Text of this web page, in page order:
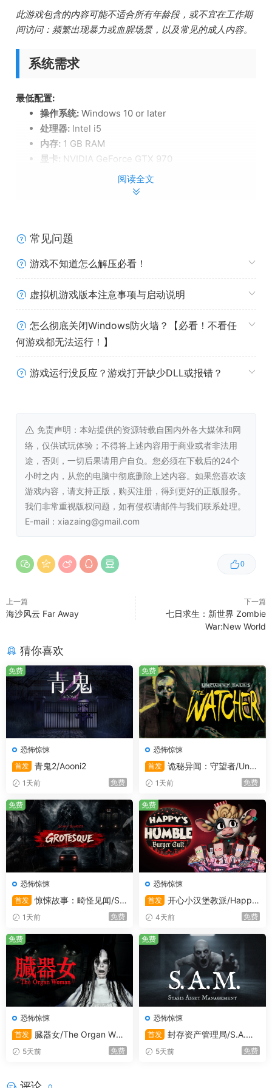
此游戏包含的内容可能不适合所有年龄段，或不宜在工作期
间访问：频繁出现暴力或血腥场景，以及常见的成人内容。
系统需求
最低配置:
操作系统: Windows 10 or later
处理器: Intel i5
内存: 1 GB RAM
显卡: NVIDIA GeForce GTX 970
需要 500 MB 可用空间
阅读全文
常见问题
游戏不知道怎么解压必看！
虚拟机游戏版本注意事项与启动说明
怎么彻底关闭Windows防火墙？【必看！不看任
何游戏都无法运行！】
游戏运行没反应？游戏打开缺少DLL或报错？
免责声明：本站提供的资源转载自国内外各大媒体和网
络，仅供试玩体验；不得将上述内容用于商业或者非法用
途，否则，一切后果请用户自负。您必须在下载后的24个
小时之内，从您的电脑中彻底删除上述内容。如果您喜欢该
游戏内容，请支持正版，购买注册，得到更好的正版服务。
我们非常重视版权问题，如有侵权请邮件与我们联系处理。
E-mail：xiazaing@gmail.com
0
上一篇
海沙风云 Far Away
下一篇
七日求生：新世界 Zombie
War:New World
猜你喜欢
恐怖惊悚
首发 青鬼2/Aooni2
1天前 免费
免费
恐怖惊悚
首发 诡秘异闻：守望者/Unca
nny Tales: The Watcher
1天前 免费
免费
恐怖惊悚
首发 惊悚故事：畸怪见闻/Sc
ary Stories: Grotesque
1天前 免费
免费
恐怖惊悚
首发 开心小汉堡教派/Happ
y’s Humble Burger Cult
4天前 免费
免费
恐怖惊悚
首发
臓器女/The Organ Wo
man5天前 免费
免费
恐怖惊悚
首发 封存资产管理局/S.A.M.
– Stasis Asset Management
5天前 免费
免费